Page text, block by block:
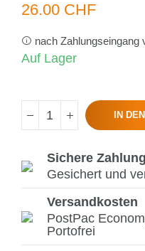
26.00 CHF
nach Zahlungseingang
Auf Lager
IN
Sichere
Gesichert und
Versandkosten
PostPac
Portofrei